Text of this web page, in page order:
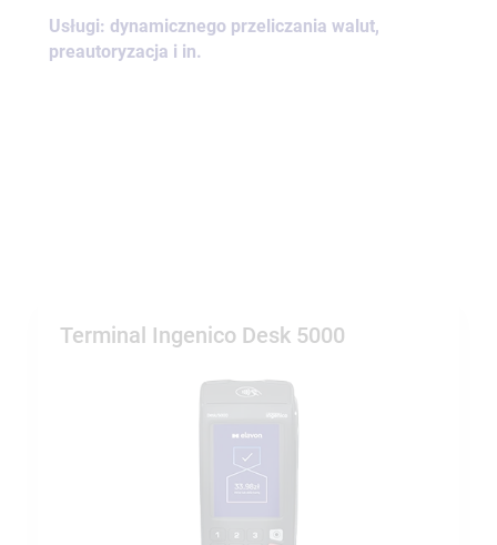
Usługi: dynamicznego przeliczania walut,
preautoryzacja i in.
Terminal Ingenico Desk 5000